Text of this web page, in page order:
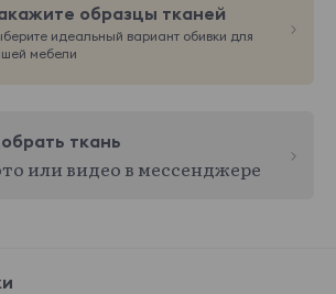
06 Italia 07 Italia 08
образцы тканей
идеальный вариант обивки для
мебели
ткань
или видео в мессенджере